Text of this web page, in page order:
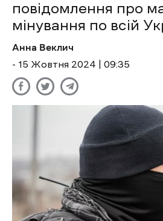
повідомлення про
мінування по всій
Анна Веклич
- 15 Жовтня 2024 | 09:35